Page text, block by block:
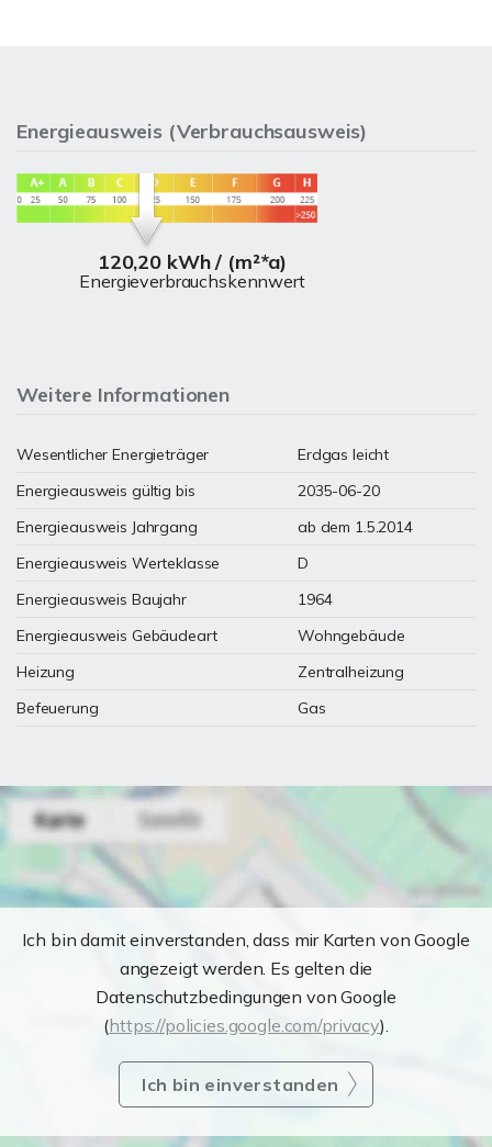
Energieausweis (Verbrauchsausweis)
120,20 kWh / (m²*a)
Energieverbrauchskennwert
Weitere Informationen
Wesentlicher Energieträger
Erdgas leicht
Energieausweis gültig bis
2035-06-20
Energieausweis Jahrgang
ab dem 1.5.2014
Energieausweis Werteklasse
D
Energieausweis Baujahr
1964
Energieausweis Gebäudeart
Wohngebäude
Heizung
Zentralheizung
Befeuerung
Gas
Ich bin damit einverstanden, dass mir Karten von Google
angezeigt werden. Es gelten die
Datenschutzbedingungen von Google
(https://policies.google.com/privacy).
Ich bin einverstanden